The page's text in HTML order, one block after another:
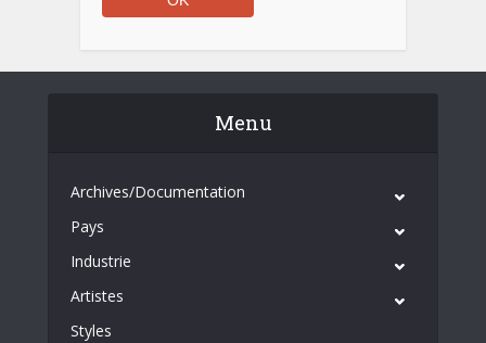
Menu
Archives/Documentation
Pays
Industrie
Artistes
Styles